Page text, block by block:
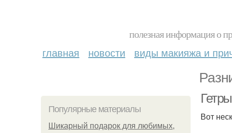
полезная информация о
главная новости виды макияжа и
Популярные материалы
Шикарный подарок для любимых,
Вот